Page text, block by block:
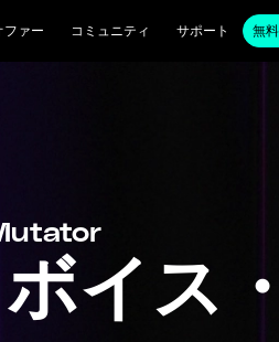
ファー コミュニティ サポート 無
イス